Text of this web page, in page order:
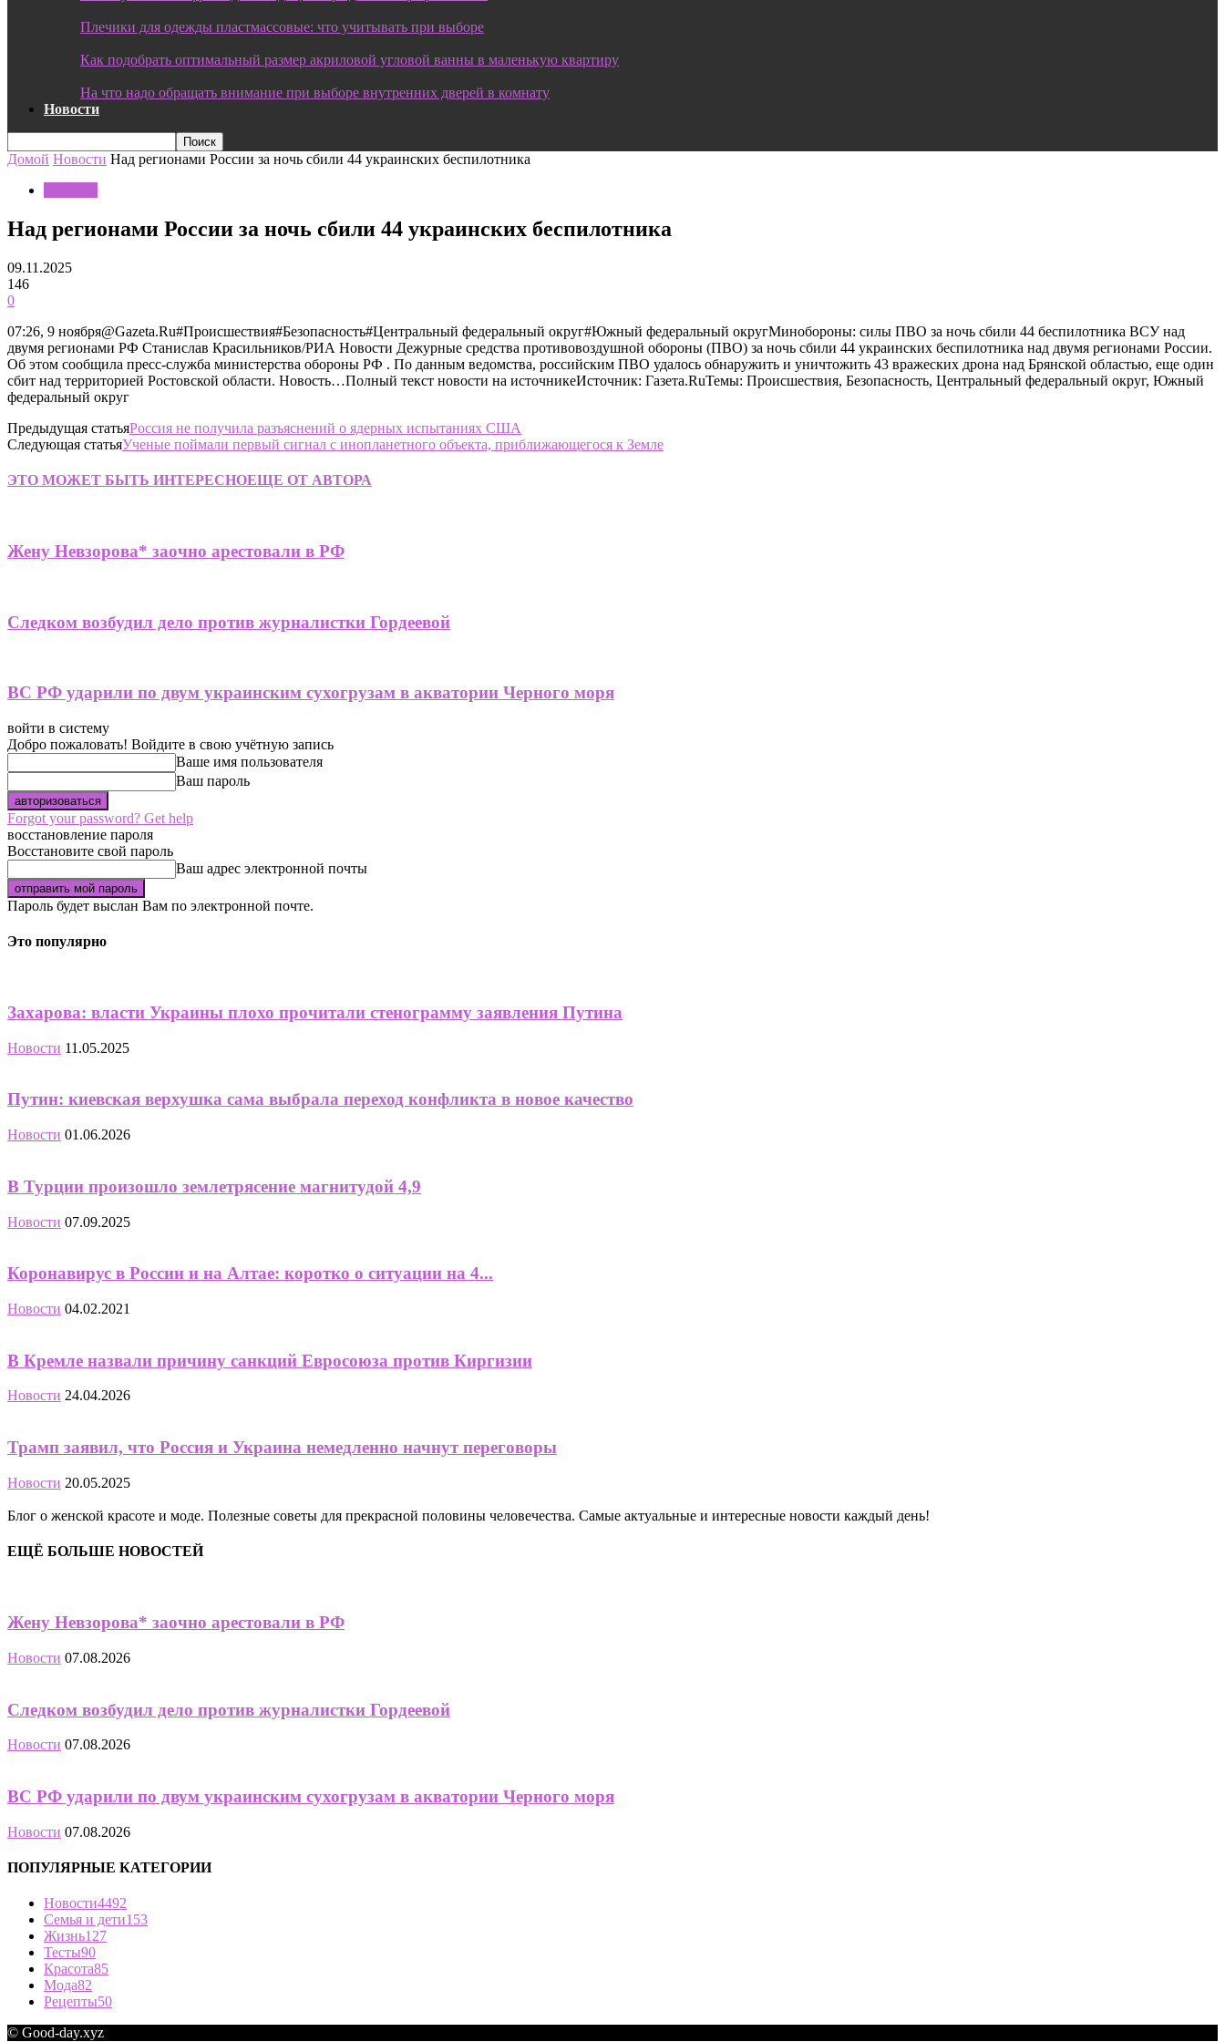
Плечики для одежды пластмассовые: что учитывать при выборе
Как подобрать оптимальный размер акриловой угловой ванны в маленькую квартиру
На что надо обращать внимание при выборе внутренних дверей в комнату
Новости
Домой Новости Над регионами России за ночь сбили 44 украинских беспилотника
Над регионами России за ночь сбили 44 украинских беспилотника
09.11.2025
146
0
07:26, 9 ноября@Gazeta.Ru#Происшествия#Безопасность#Центральный федеральный округ#Южный федеральный округМинобороны: силы ПВО за ночь сбили 44 беспилотника ВСУ над
двумя регионами РФ Станислав Красильников/РИА Новости Дежурные средства противовоздушной обороны (ПВО) за ночь сбили 44 украинских беспилотника над двумя регионами России.
Об этом сообщила пресс-служба министерства обороны РФ . По данным ведомства, российским ПВО удалось обнаружить и уничтожить 43 вражеских дрона над Брянской областью, еще один
сбит над территорией Ростовской области. Новость…Полный текст новости на источникеИсточник: Газета.RuТемы: Происшествия, Безопасность, Центральный федеральный округ, Южный
федеральный округ
Предыдущая статьяРоссия не получила разъяснений о ядерных испытаниях США
Следующая статьяУченые поймали первый сигнал с инопланетного объекта, приближающегося к Земле
ЭТО МОЖЕТ БЫТЬ ИНТЕРЕСНОЕЩЕ ОТ АВТОРА
Жену Невзорова* заочно арестовали в РФ
Следком возбудил дело против журналистки Гордеевой
ВС РФ ударили по двум украинским сухогрузам в акватории Черного моря
войти в систему
Добро пожаловать! Войдите в свою учётную запись
Ваше имя пользователя
Ваш пароль
Forgot your password? Get help
восстановление пароля
Восстановите свой пароль
Ваш адрес электронной почты
Пароль будет выслан Вам по электронной почте.
Это популярно
Захарова: власти Украины плохо прочитали стенограмму заявления Путина
Новости 11.05.2025
Путин: киевская верхушка сама выбрала переход конфликта в новое качество
Новости 01.06.2026
В Турции произошло землетрясение магнитудой 4,9
Новости 07.09.2025
Коронавирус в России и на Алтае: коротко о ситуации на 4...
Новости 04.02.2021
В Кремле назвали причину санкций Евросоюза против Киргизии
Новости 24.04.2026
Трамп заявил, что Россия и Украина немедленно начнут переговоры
Новости 20.05.2025
Блог о женской красоте и моде. Полезные советы для прекрасной половины человечества. Самые актуальные и интересные новости каждый день!
ЕЩЁ БОЛЬШЕ НОВОСТЕЙ
Жену Невзорова* заочно арестовали в РФ
Новости 07.08.2026
Следком возбудил дело против журналистки Гордеевой
Новости 07.08.2026
ВС РФ ударили по двум украинским сухогрузам в акватории Черного моря
Новости 07.08.2026
ПОПУЛЯРНЫЕ КАТЕГОРИИ
Новости4492
Семья и дети153
Жизнь127
Тесты90
Красота85
Мода82
Рецепты50
© Good-day.xyz